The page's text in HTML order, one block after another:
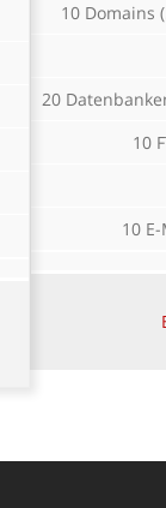
10 Domains
20
10
10